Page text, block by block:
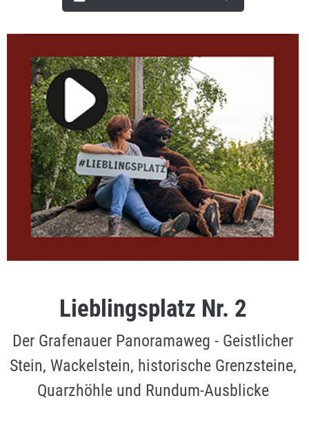
Lieblingsplatz Nr. 2
Der Grafenauer Panoramaweg - Geistlicher
Stein, Wackelstein, historische Grenzsteine,
Quarzhöhle und Rundum-Ausblicke